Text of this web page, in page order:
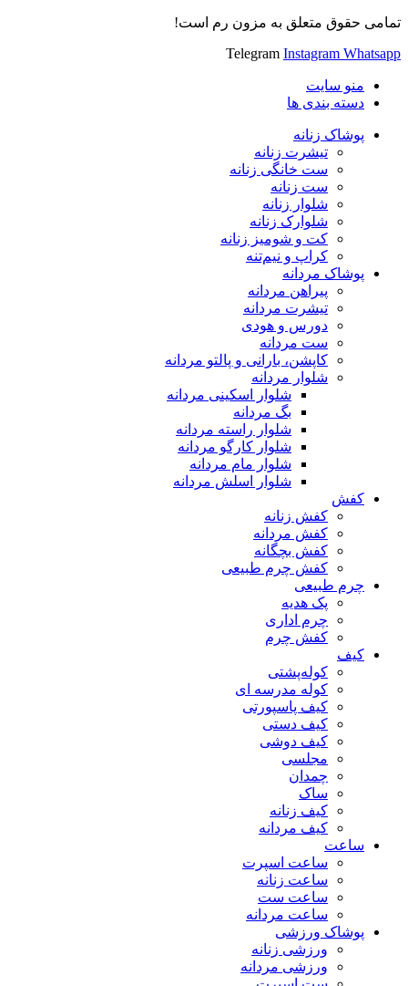
تمامی حقوق متعلق به مزون رم است!
Telegram Instagram Whatsapp
منو سایت
دسته بندی ها
پوشاک زنانه
تیشرت زنانه
ست خانگی زنانه
ست زنانه
شلوار زنانه
شلوارک زنانه
کت و شومیز زنانه
کراپ و نیم‌تنه
پوشاک مردانه
پیراهن مردانه
تیشرت مردانه
دورس و هودی
ست مردانه
کاپشن، بارانی و پالتو مردانه
شلوار مردانه
شلوار اسکینی مردانه
بگ مردانه
شلوار راسته مردانه
شلوار کارگو مردانه
شلوار مام مردانه
شلوار اسلش مردانه
کفش
کفش زنانه
کفش مردانه
کفش بچگانه
کفش چرم طبیعی
چرم طبیعی
پک هدیه
چرم اداری
کفش چرم
کیف
کوله‌پشتی
کوله مدرسه ای
کیف پاسپورتی
کیف دستی
کیف دوشی
مجلسی
چمدان
ساک
کیف زنانه
کیف مردانه
ساعت
ساعت اسپرت
ساعت زنانه
ساعت ست
ساعت مردانه
پوشاک ورزشی
ورزشی زنانه
ورزشی مردانه